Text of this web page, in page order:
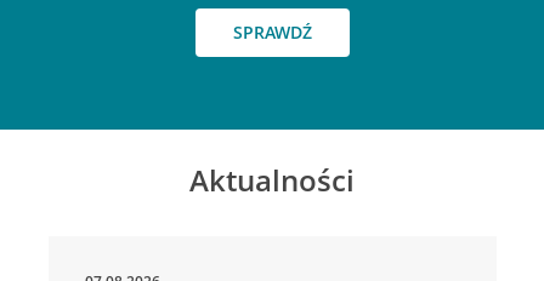
SPRAWDŹ
Aktualności